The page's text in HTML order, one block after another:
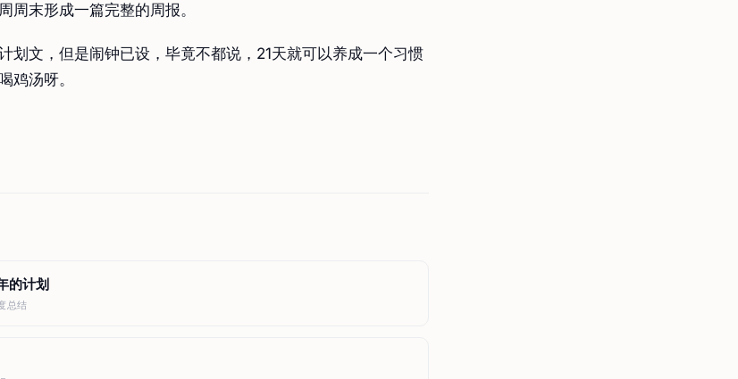
周末形成一篇完整的周报。
划文，但是闹钟已设，毕竟不都说，21天就可以养成一个习惯
鸡汤呀。
的计划
总结